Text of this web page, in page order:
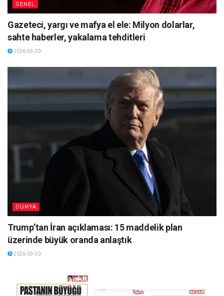
GENEL
Gazeteci, yargı ve mafya el ele: Milyon dolarlar,
sahte haberler, yakalama tehditleri
2026-03-30
DÜNYA
Trump’tan İran açıklaması: 15 maddelik plan
üzerinde büyük oranda anlaştık
2026-03-30